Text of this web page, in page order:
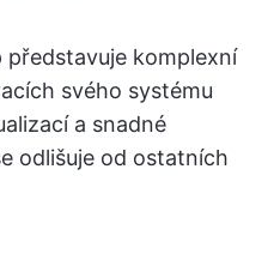
představuje komplexní
svého systému
a snadné
odlišuje od ostatních